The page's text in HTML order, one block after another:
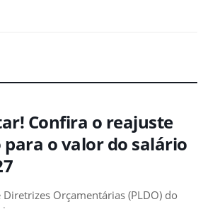
Confira o reajuste
para o valor do salário
Orçamentárias (PLDO) do